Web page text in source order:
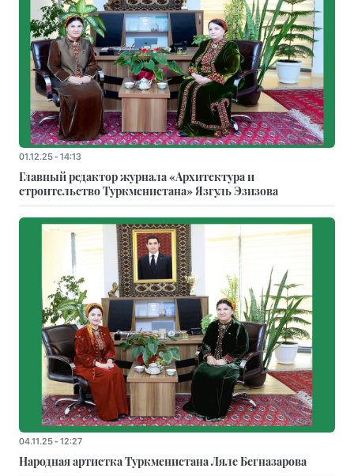
01.12.25 - 14:13
Главный редактор журнала «Архитектура и
строительство Туркменистана» Язгуль Эзизова
04.11.25 - 12:27
Народная артистка Туркменистана Ляле Бегназарова